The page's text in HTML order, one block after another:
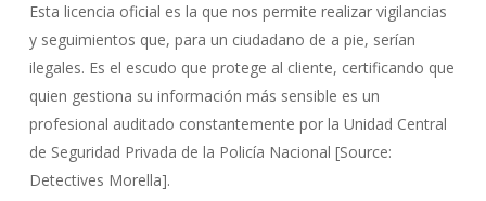
Esta licencia oficial es la que nos permite realizar vigilancias
y seguimientos que, para un ciudadano de a pie, serían
ilegales. Es el escudo que protege al cliente, certificando que
quien gestiona su información más sensible es un
profesional auditado constantemente por la Unidad Central
de Seguridad Privada de la Policía Nacional [Source:
Detectives Morella].